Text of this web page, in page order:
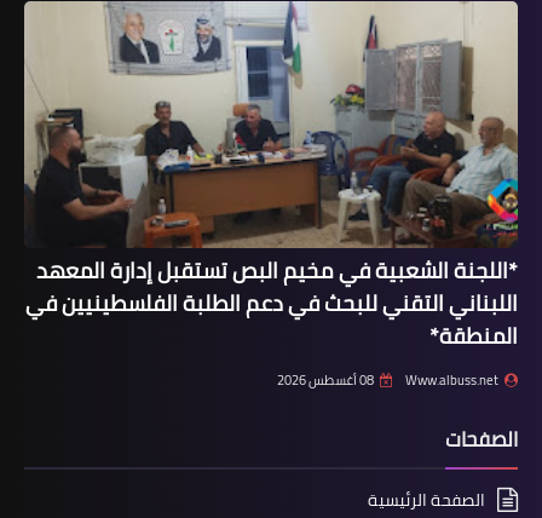
أخبار البص
*بالفيديو:المباراة السادسة لدورة شهر
رمضان لكرة القدم*
أخبار متنوعة
*اللجنة الشعبية في مخيم البص تستقبل إدارة المعهد
اللبناني التقني للبحث في دعم الطلبة الفلسطينيين في
المنطقة*
Www.albuss.net 08 أغسطس 2026
الصفحات
الصفحة الرئيسية